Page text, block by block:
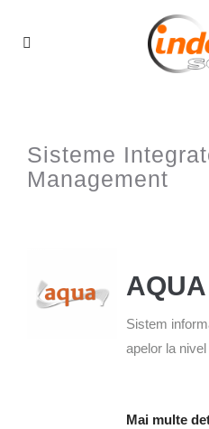
Sisteme
Management
AQUA
Sistem
apelor la
Mai multe